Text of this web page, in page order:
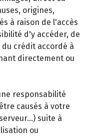
origines,
à raison de l'accès
d'y accéder, de
crédit accordé à
directement ou
responsabilité
causés à votre
suite à
ou